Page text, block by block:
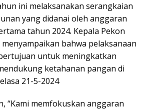
ini melaksanakan serangkaian
yang didanai oleh anggaran
tahun 2024. Kepala Pekon
bahwa pelaksanaan
untuk meningkatkan
ketahanan pangan di
21-5-2024
“Kami memfokuskan anggaran